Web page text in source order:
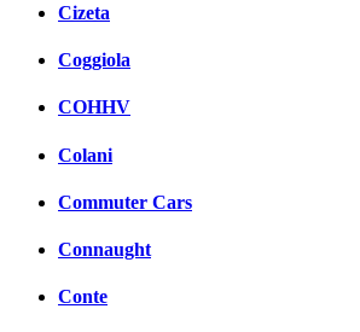
Cizeta
Coggiola
COHHV
Colani
Commuter Cars
Connaught
Conte